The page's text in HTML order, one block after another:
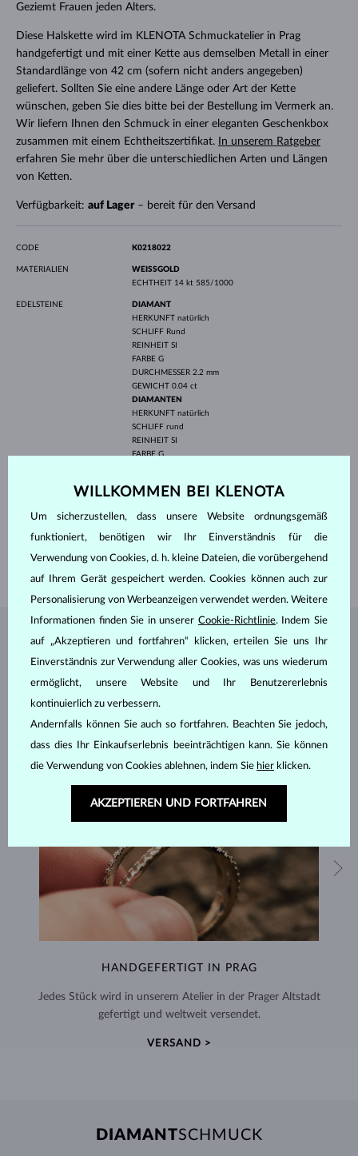
Geziemt Frauen jeden Alters.
Diese Halskette wird im KLENOTA Schmuckatelier in Prag
handgefertigt und mit einer Kette aus demselben Metall in einer
Standardlänge von 42 cm (sofern nicht anders angegeben)
geliefert. Sollten Sie eine andere Länge oder Art der Kette
wünschen, geben Sie dies bitte bei der Bestellung im Vermerk an.
Wir liefern Ihnen den Schmuck in einer eleganten Geschenkbox
zusammen mit einem Echtheitszertifikat.
In unserem Ratgeber
erfahren Sie mehr über die unterschiedlichen Arten und Längen
von Ketten.
Verfügbarkeit: auf Lager– bereit für den Versand
CODE K0218022
MATERIALIEN
WEISSGOLD
ECHTHEIT 14 kt 585/1000
EDELSTEINE
DIAMANT
HERKUNFT natürlich
SCHLIFF Rund
REINHEIT SI
FARBE G
DURCHMESSER 2.2 mm
GEWICHT 0.04 ct
DIAMANTEN
HERKUNFT natürlich
SCHLIFF rund
REINHEIT SI
FARBE G
SCHMUCK AUS DEM KLENOTA ATELIER
HANDGEFERTIGT IN PRAG
Jedes Stück wird in unserem Atelier in der Prager Altstadt
gefertigt und weltweit versendet.
VERSAND >
DIAMANTSCHMUCK
WILLKOMMEN BEI KLENOTA
Um sicherzustellen, dass unsere Website ordnungsgemäß
funktioniert, benötigen wir Ihr Einverständnis für die
Verwendung von Cookies, d. h. kleine Dateien, die vorübergehend
auf Ihrem Gerät gespeichert werden. Cookies können auch zur
Personalisierung von Werbeanzeigen verwendet werden. Weitere
Informationen finden Sie in unserer Cookie-Richtlinie. Indem Sie
auf „Akzeptieren und fortfahren“ klicken, erteilen Sie uns Ihr
Einverständnis zur Verwendung aller Cookies, was uns wiederum
ermöglicht, unsere Website und Ihr Benutzererlebnis
kontinuierlich zu verbessern.
Andernfalls können Sie auch so fortfahren. Beachten Sie jedoch,
dass dies Ihr Einkaufserlebnis beeinträchtigen kann. Sie können
die Verwendung von Cookies ablehnen, indem Sie hier klicken.
AKZEPTIEREN UND FORTFAHREN